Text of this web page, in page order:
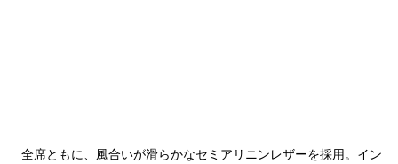
全席ともに、風合いが滑らかなセミアリニンレザーを採用。イン